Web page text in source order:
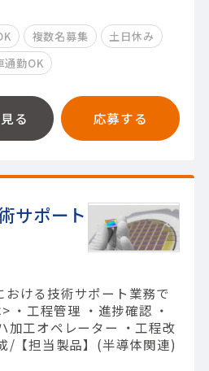
複数名募集
土日休み
通勤OK
る 応募する
サポート
おける技術サポート業務で
・工程管理 ・進捗確認 ・
加工オペレーター ・工程改
/【担当製品】(半導体関連)